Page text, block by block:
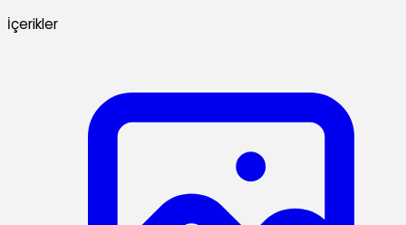
İçerikler